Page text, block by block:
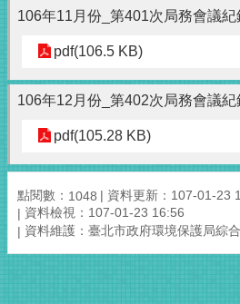
106年11月份_第401次局務會議紀
pdf(106.5 KB)
106年12月份_第402次局務會議紀
pdf(105.28 KB)
點閱數： 1048
資料更新：107-01-23
資料檢視：107-01-23 16:56
資料維護：臺北市政府環境保護局綜